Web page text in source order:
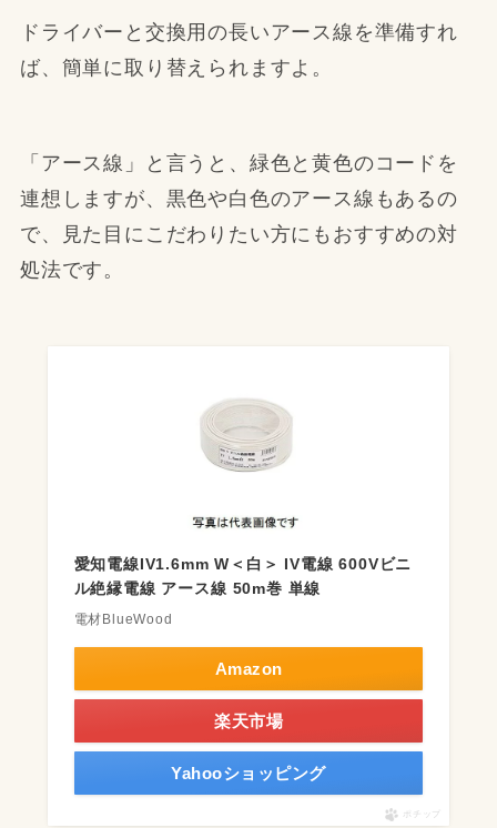
ドライバーと交換用の長いアース線を準備すれ
ば、簡単に取り替えられますよ。
「アース線」と言うと、緑色と黄色のコードを
連想しますが、黒色や白色のアース線もあるの
で、見た目にこだわりたい方にもおすすめの対
処法です。
愛知電線IV1.6mm W＜白＞ IV電線 600Vビニ
ル絶縁電線 アース線 50m巻 単線
電材BlueWood
Amazon
楽天市場
Yahooショッピング
ポチップ